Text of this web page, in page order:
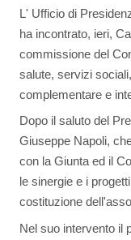
L' Ufficio di
ha incontrato, ieri,
commissione del
salute, servizi
complementare e
Dopo il saluto del
Giuseppe Napoli,
con la Giunta ed il
le sinergie e i
costituzione
Nel suo intervento il